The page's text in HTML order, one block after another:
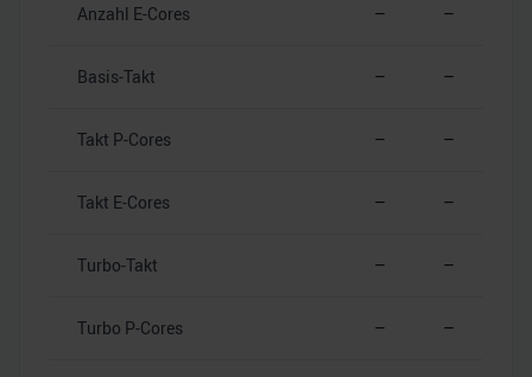
Anzahl E-Cores – –
Basis-Takt – –
Takt P-Cores – –
Takt E-Cores – –
Turbo-Takt – –
Turbo P-Cores – –